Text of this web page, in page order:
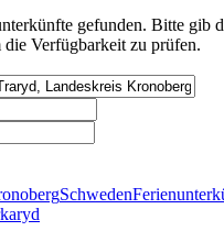
gefunden. Bitte gib
die Verfügbarkeit zu prüfen.
Schweden